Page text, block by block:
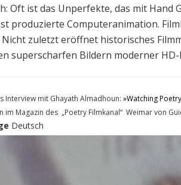
Oft ist das Unperfekte, das mit Hand
produzierte Computeranimation.
Nicht zuletzt eröffnet historisches
superscharfen Bildern moderner
Interview mit Ghayath Almadhoun: »Watching
im Magazin des „Poetry Filmkanal“ Weimar von
Deutsch